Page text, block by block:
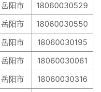
岳阳市
18060030529
岳阳市
18060030550
岳阳市
18060030195
岳阳市
18060030061
岳阳市
18060030316